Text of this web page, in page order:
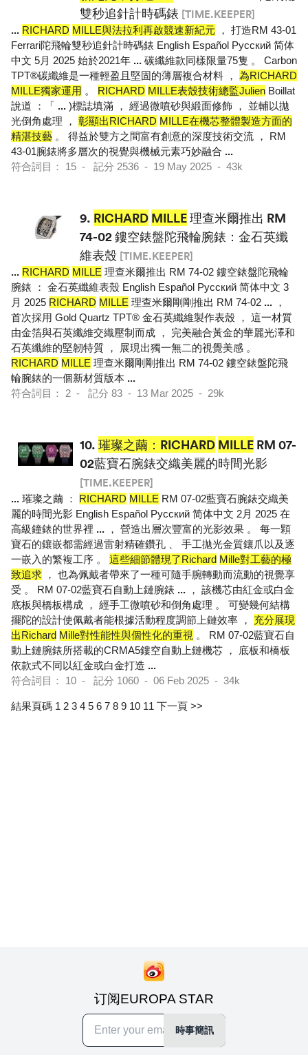
雙秒追針計時碼錶 [TIME.KEEPER]
... RICHARD MILLE與法拉利再啟競速新紀元 ， 打造RM 43-01
Ferrari陀飛輪雙秒追針計時碼錶 English Español Pусский 简体
中文 5月 2025 始於2021年 ... 碳纖維款同樣限量75隻 。 Carbon
TPT®碳纖維是一種輕盈且堅固的薄層複合材料 ， 為RICHARD
MILLE獨家運用 。 RICHARD MILLE表殼技術總監Julien Boillat
說道 ：「 ... )標誌填滿 ， 經過微噴砂與緞面修飾 ， 並輔以拋
光倒角處理 ， 彰顯出RICHARD MILLE在機芯整體製造方面的
精湛技藝 。 得益於雙方之間富有創意的深度技術交流 ， RM
43-01腕錶將多層次的視覺與機械元素巧妙融合 ...
符合詞目： 15 - 記分 2536 - 19 May 2025 - 43k
9. RICHARD MILLE理查米爾推出 RM
74-02 鏤空錶盤陀飛輪腕錶：金石英纖
維表殼 [TIME.KEEPER]
... RICHARD MILLE 理查米爾推出 RM 74-02 鏤空錶盤陀飛輪
腕錶 ： 金石英纖維表殼 English Español Pусский 简体中文 3
月 2025 RICHARD MILLE 理查米爾剛剛推出 RM 74-02 ... ，
首次採用 Gold Quartz TPT® 金石英纖維製作表殼 ， 這一材質
由金箔與石英纖維交織壓制而成 ， 完美融合黃金的華麗光澤和
石英纖維的堅韌特質 ， 展現出獨一無二的視覺美感 。
RICHARD MILLE 理查米爾剛剛推出 RM 74-02 鏤空錶盤陀飛
輪腕錶的一個新材質版本 ...
符合詞目： 2 - 記分 83 - 13 Mar 2025 - 29k
10. 璀璨之繭：RICHARD MILLE RM 07-
02藍寶石腕錶交織美麗的時間光影
[TIME.KEEPER]
... 璀璨之繭 ： RICHARD MILLE RM 07-02藍寶石腕錶交織美
麗的時間光影 English Español Pусский 简体中文 2月 2025 在
高級鐘錶的世界裡 ... ， 營造出層次豐富的光影效果 。 每一顆
寶石的鑲嵌都需經過雷射精確鑽孔 、 手工拋光金質鑲爪以及逐
一嵌入的繁複工序 。 這些細節體現了Richard Mille對工藝的極
致追求 ， 也為佩戴者帶來了一種可隨手腕轉動而流動的視覺享
受 。 RM 07-02藍寶石自動上鏈腕錶 ... ， 該機芯由紅金或白金
底板與橋板構成 ， 經手工微噴砂和倒角處理 。 可變幾何結構
擺陀的設計使佩戴者能根據活動程度調節上鏈效率 ， 充分展現
出Richard Mille對性能性與個性化的重視 。 RM 07-02藍寶石自
動上鏈腕錶所搭載的CRMA5鏤空自動上鏈機芯 ， 底板和橋板
依款式不同以紅金或白金打造 ...
符合詞目： 10 - 記分 1060 - 06 Feb 2025 - 34k
結果頁碼 1 2 3 4 5 6 7 8 9 10 11 下一頁 >>
订阅EUROPA STAR
時事簡訊